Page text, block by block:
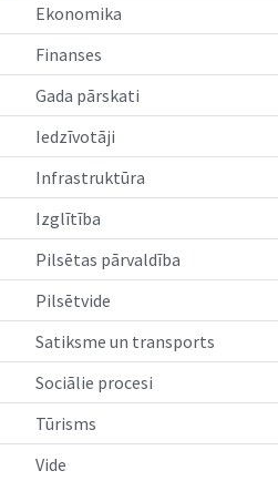
Ekonomika
Finanses
Gada pārskati
Iedzīvotāji
Infrastruktūra
Izglītība
Pilsētas pārvaldība
Pilsētvide
Satiksme un transports
Sociālie procesi
Tūrisms
Vide